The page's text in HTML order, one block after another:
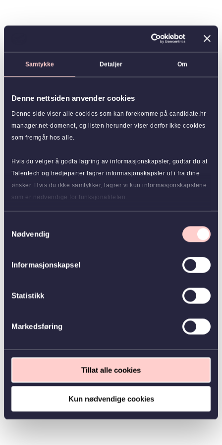
Samtykke Detaljer Om
Denne nettsiden anvender cookies
Denne side viser alle cookies som kan forekomme på candidate.hr-
manager.net-domenet, og listen herunder viser derfor ikke cookies
som fremgår hos alle.
Hvis du velger å godta lagring av informasjonskapsler, godtar du at
Talentech og tredjeparter lagrer informasjonskapsler ut i fra dine
ønsker. Hvis du ikke samtykker, lagrer vi kun informasjonskapslene
som er nødvendige for funksjonaliteten.
Nødvendig
Informasjonskapsel
Statistikk
Markedsføring
Tillat alle cookies
Kun nødvendige cookies